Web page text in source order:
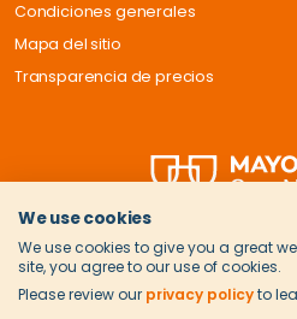
Condiciones generales
Mapa del sitio
Transparencia de precios
We use cookies
We use cookies to give you a great
site, you agree to our use of cookies.
Please review our privacy policyto